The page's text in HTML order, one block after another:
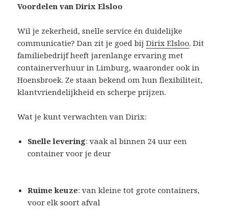
Voordelen van Dirix Elsloo
Wil je zekerheid, snelle service én duidelijke
communicatie? Dan zit je goed bij Dirix Elsloo. Dit
familiebedrijf heeft jarenlange ervaring met
containerverhuur in Limburg, waaronder ook in
Hoensbroek. Ze staan bekend om hun flexibiliteit,
klantvriendelijkheid en scherpe prijzen.
Wat je kunt verwachten van Dirix:
Snelle levering: vaak al binnen 24 uur een
container voor je deur
Ruime keuze: van kleine tot grote containers,
voor elk soort afval